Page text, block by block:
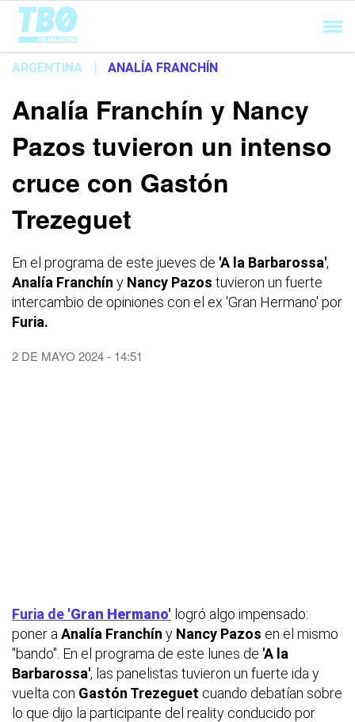
Cargando...
ARGENTINA | ANALÍA FRANCHÍN
Analía Franchín y Nancy
Pazos tuvieron un intenso
cruce con Gastón
Trezeguet
En el programa de este jueves de 'A la Barbarossa',
Analía Franchín y Nancy Pazos tuvieron un fuerte
intercambio de opiniones con el ex 'Gran Hermano' por
Furia.
2 DE MAYO 2024 - 14:51
Furia de 'Gran Hermano' logró algo impensado:
poner a Analía Franchín y Nancy Pazos en el mismo
"bando". En el programa de este lunes de 'A la
Barbarossa', las panelistas tuvieron un fuerte ida y
vuelta con Gastón Trezeguet cuando debatían sobre
lo que dijo la participante del reality conducido por